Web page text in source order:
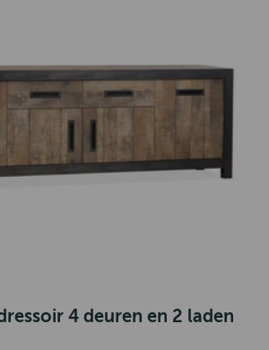
4 deuren en 2 laden